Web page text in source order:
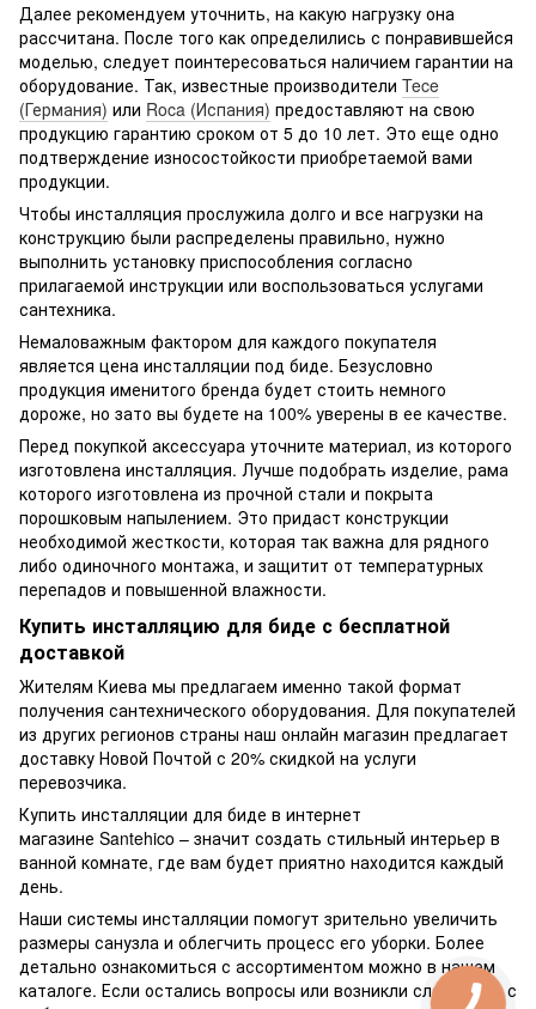
Далее рекомендуем уточнить, на какую нагрузку она
рассчитана. После того как определились с понравившейся
моделью, следует поинтересоваться наличием гарантии на
оборудование. Так, известные производители Tece
(Германия) или Roca (Испания) предоставляют на свою
продукцию гарантию сроком от 5 до 10 лет. Это еще одно
подтверждение износостойкости приобретаемой вами
продукции.
Чтобы инсталляция прослужила долго и все нагрузки на
конструкцию были распределены правильно, нужно
выполнить установку приспособления согласно
прилагаемой инструкции или воспользоваться услугами
сантехника.
Немаловажным фактором для каждого покупателя
является цена инсталляции под биде. Безусловно
продукция именитого бренда будет стоить немного
дороже, но зато вы будете на 100% уверены в ее качестве.
Перед покупкой аксессуара уточните материал, из которого
изготовлена инсталляция. Лучше подобрать изделие, рама
которого изготовлена из прочной стали и покрыта
порошковым напылением. Это придаст конструкции
необходимой жесткости, которая так важна для рядного
либо одиночного монтажа, и защитит от температурных
перепадов и повышенной влажности.
Купить инсталляцию для биде с бесплатной
доставкой
Жителям Киева мы предлагаем именно такой формат
получения сантехнического оборудования. Для покупателей
из других регионов страны наш онлайн магазин предлагает
доставку Новой Почтой с 20% скидкой на услуги
перевозчика.
Купить инсталляции для биде в интернет
магазине Santehico – значит создать стильный интерьер в
ванной комнате, где вам будет приятно находится каждый
день.
Наши системы инсталляции помогут зрительно увеличить
размеры санузла и облегчить процесс его уборки. Более
детально ознакомиться с ассортиментом можно в нашем
каталоге. Если остались вопросы или возникли сложности с